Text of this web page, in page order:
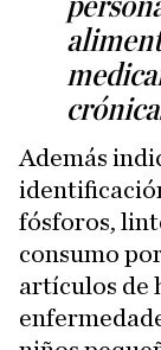
Además
fósforos,
consumo
artículos de